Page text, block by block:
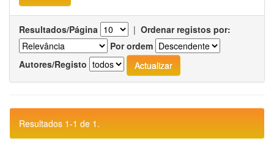
Resultados/Página | Ordenar registos por:
Por ordem
Autores/Registo
Resultados 1-1 de 1.